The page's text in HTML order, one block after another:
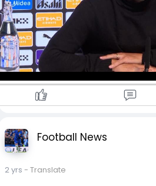
ာဆင်နယ်အသင်းနဲ့ ကစားရမယ့် ပရီး
ပ်ဆုံးကနှစ်သင်း ထိပ်တိုက်တွေ့ဆုံ နေက
သင်းရဲ့ ပရိသတ်တွေကလည်း ဒီဘရိုင်း
ြည့်နေကြပါတယ်။
Football News
2 yrs - Translate